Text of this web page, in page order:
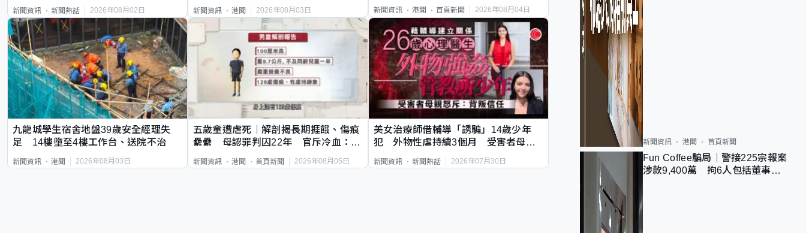
新聞資訊 新聞熱話 2026年08月02日 新聞資訊 港聞 2026年08月03日 新聞資訊 港聞 首頁新聞 2026年08月04日
九龍城學生宿舍地盤39歲安全經理失
足 14樓墮至4樓工作台、送院不治
新聞資訊 港聞 2026年08月03日
五歲童遭虐死｜解剖揭長期捱餓、傷痕
纍纍 母認罪判囚22年 官斥冷血：同
新聞資訊 港聞 首頁新聞 2026年08月05日
美女治療師借輔導「誘騙」14歲少年
犯 外物性虐持續3個月 受害者母：
新聞資訊 新聞熱話 2026年07月30日
新聞資訊 港聞 首頁新聞
Fun Coffee騙局｜警接225宗報案
涉款9,400萬 拘6人包括董事股